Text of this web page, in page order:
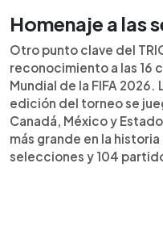
Homenaje a las
Otro punto clave del
reconocimiento a las 16
Mundial de la FIFA 2026.
edición del torneo se
Canadá, México y
más grande en la
selecciones y 104